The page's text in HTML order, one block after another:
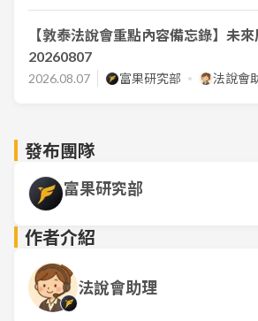
【敦泰法說會重點內容備忘錄】未
20260807
2026.08.07 富果研究部 法說會
發布團隊
富果研究部
作者介紹
法說會助理